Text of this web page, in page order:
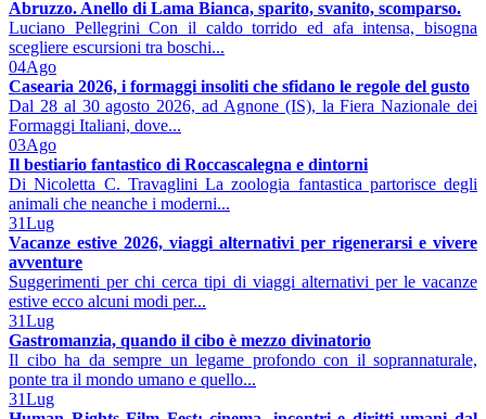
Abruzzo. Anello di Lama Bianca, sparito, svanito, scomparso.
Luciano Pellegrini Con il caldo torrido ed afa intensa, bisogna
scegliere escursioni tra boschi...
04Ago
Casearia 2026, i formaggi insoliti che sfidano le regole del gusto
Dal 28 al 30 agosto 2026, ad Agnone (IS), la Fiera Nazionale dei
Formaggi Italiani, dove...
03Ago
Il bestiario fantastico di Roccascalegna e dintorni
Di Nicoletta C. Travaglini La zoologia fantastica partorisce degli
animali che neanche i moderni...
31Lug
Vacanze estive 2026, viaggi alternativi per rigenerarsi e vivere
avventure
Suggerimenti per chi cerca tipi di viaggi alternativi per le vacanze
estive ecco alcuni modi per...
31Lug
Gastromanzia, quando il cibo è mezzo divinatorio
Il cibo ha da sempre un legame profondo con il soprannaturale,
ponte tra il mondo umano e quello...
31Lug